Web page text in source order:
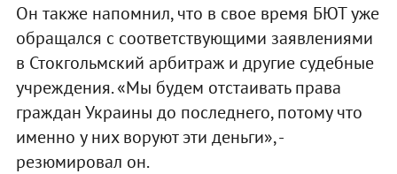
Он также напомнил, что в свое время БЮТ уже
обращался с соответствующими заявлениями
в Стокгольмский арбитраж и другие судебные
учреждения. «Мы будем отстаивать права
граждан Украины до последнего, потому что
именно у них воруют эти деньги», -
резюмировал он.